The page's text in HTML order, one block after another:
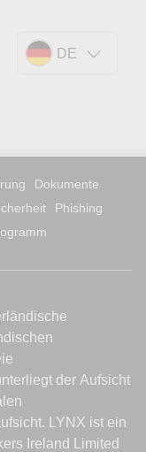
DE
Dokumente
Phishing